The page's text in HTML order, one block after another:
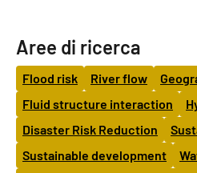
Aree di ricerca
Flood risk River flow
Fluid structure interaction
Disaster Risk Reduction
Sustainable development